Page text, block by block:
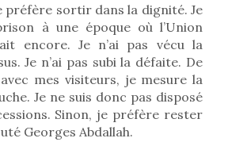
préfère sortir dans la dignité. Je
à une époque où l’Union
encore. Je n’ai pas vécu la
Je n’ai pas subi la défaite. De
mes visiteurs, je mesure la
Je ne suis donc pas disposé
Sinon, je préfère rester
Georges Abdallah.